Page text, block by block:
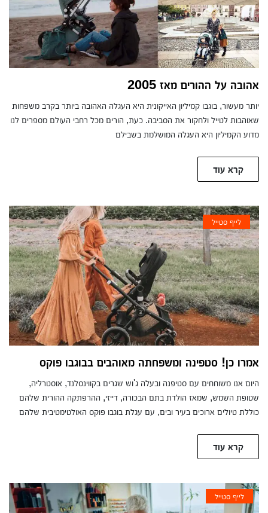
אהובה על ההורים מאז 2005
יותר מעשור, בוגבו קמיליון האייקונית היא העגלה האהובה ביותר בקרב משפחות
שאוהבות לטייל ולחקור את הסביבה. כעת, הורים מכל רחבי העולם מספרים לנו
מדוע הקמיליון היא העגלה המושלמת בשבילם
קרא עוד
לייף סטייל
אמרו כן! סטפינה ומשפחתה מאוהבים בבוגבו פוקס
היום אנו משוחחים עם סטיפנה ובעלה ג'וש שגרים בקווינסלנד, אוסטרליה,
שטופת השמש, שמאז הולדת בתם הבכורה, דייזי, ההרפתקה ההורית שלהם
כוללת טיולים ארוכים בעיר ובים, עם עגלת בוגבו פוקס האולטימטיבית שלהם
קרא עוד
לייף סטייל